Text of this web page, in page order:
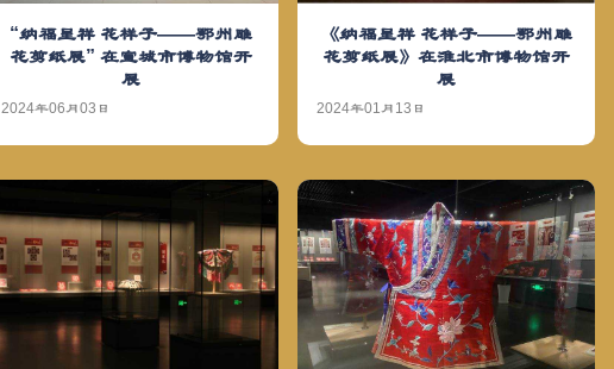
“纳福呈祥 花样子——鄂州雕
花剪纸展” 在宣城市博物馆开
展
2024年06月03日
《纳福呈祥 花样子——鄂州雕
花剪纸展》在淮北市博物馆开
展
2024年01月13日